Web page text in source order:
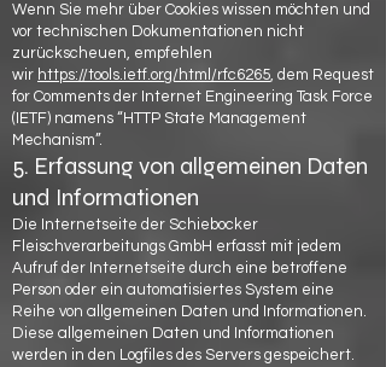
Wenn Sie mehr über Cookies wissen möchten und
vor technischen Dokumentationen nicht
zurückscheuen, empfehlen
wir https://tools.ietf.org/html/rfc6265, dem Request
for Comments der Internet Engineering Task Force
(IETF) namens “HTTP State Management
Mechanism”.
5. Erfassung von allgemeinen Daten
und Informationen
Die Internetseite der Schiebocker
Fleischverarbeitungs GmbH erfasst mit jedem
Aufruf der Internetseite durch eine betroffene
Person oder ein automatisiertes System eine
Reihe von allgemeinen Daten und Informationen.
Diese allgemeinen Daten und Informationen
werden in den Logfiles des Servers gespeichert.